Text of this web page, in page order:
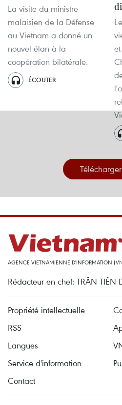
La visite du ministre
malaisien de la Défense
au Vietnam a donné un
nouvel élan à la
coopération bilatérale.
ÉCOUTER
AGENCE VIETNAMIENNE D'INFORMATION
Rédacteur en chef: TRÂN TIÊN
Propriété intellectuelle
RSS
Langues
Service d'information
Contact